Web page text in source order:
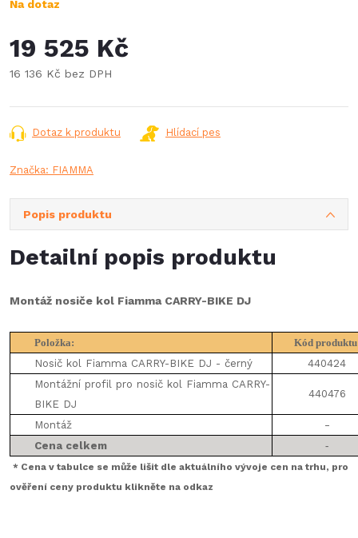
Na dotaz
19 525 Kč
16 136 Kč bez DPH
cena:
Dotaz k produktu Hlídací pes
Značka: FIAMMA
Popis produktu
Detailní popis produktu
Montáž nosiče kol Fiamma CARRY-BIKE DJ
Položka:
Kód
Nosič kol Fiamma CARRY-BIKE DJ - černý
440424
Montážní profil pro nosič kol Fiamma CARRY-
BIKE DJ
440476
Montáž -
Cena celkem -
* Cena v tabulce se může lišit dle aktuálního vývoje cen na trhu, pro
ověření ceny produktu klikněte na odkaz